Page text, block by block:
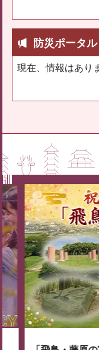
防災ポータル
現在、情報はあり